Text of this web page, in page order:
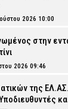
2026 10:00
στην
2026 09:46
της ΕΛ.ΑΣ.